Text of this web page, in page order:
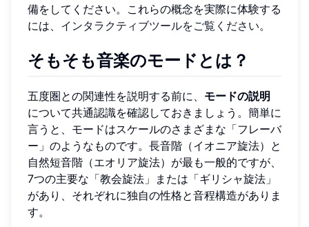
備をしてください。これらの概念を実際に体験する
には、 インタラクティブツールをご覧ください。
そもそも音楽のモードとは？
五度圏との関連性を説明する前に、 モードの説明
について共通認識を確認しておきましょう。簡単に
言うと、モードはスケールのさまざまな「フレーバ
ー」のようなものです。長音階（イオニア旋法）と
自然短音階（エオリア旋法）が最も一般的ですが、
7つの主要な「教会旋法」または「ギリシャ旋法」
があり、それぞれに独自の性格と音程構造がありま
す。